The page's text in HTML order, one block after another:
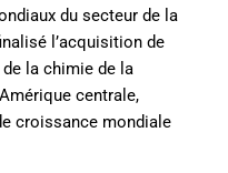
du secteur de la
l’acquisition de
de la chimie de la
centrale,
croissance mondiale